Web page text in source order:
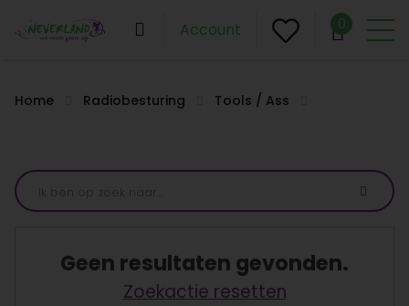
Account 0
Home Radiobesturing Tools / Ass
Geen resultaten gevonden.
Zoekactie resetten